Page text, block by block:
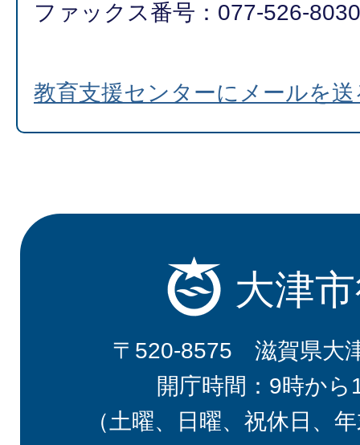
ファックス番号：077-526-8030
教育支援センターにメールを送
大津
〒520-8575 滋賀県大
開庁時間：9時から
（土曜、日曜、祝休日、